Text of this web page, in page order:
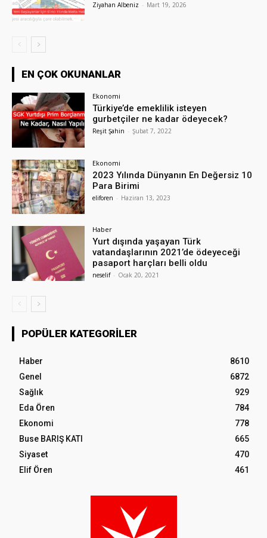
Ziyahan Albeniz - Mart 19, 2026
EN ÇOK OKUNANLAR
Ekonomi
Türkiye’de emeklilik isteyen
gurbetçiler ne kadar ödeyecek?
Reşit Şahin - Şubat 7, 2022
Ekonomi
2023 Yılında Dünyanın En Değersiz 10
Para Birimi
eliforen - Haziran 13, 2023
Haber
Yurt dışında yaşayan Türk
vatandaşlarının 2021’de ödeyeceği
pasaport harçları belli oldu
neselif - Ocak 20, 2021
POPÜLER KATEGORILER
Haber
8610
Genel
6872
Sağlık
929
Eda Ören
784
Ekonomi
778
Buse BARIŞ KATI
665
Siyaset
470
Elif Ören
461